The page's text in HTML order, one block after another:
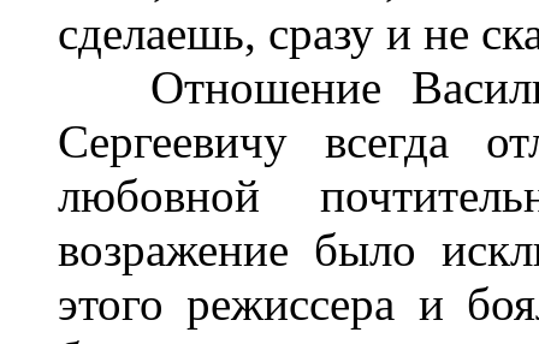
сделаешь, сразу и не
Отношение
Сергеевичу всегда
любовной
возражение было
этого режиссера и